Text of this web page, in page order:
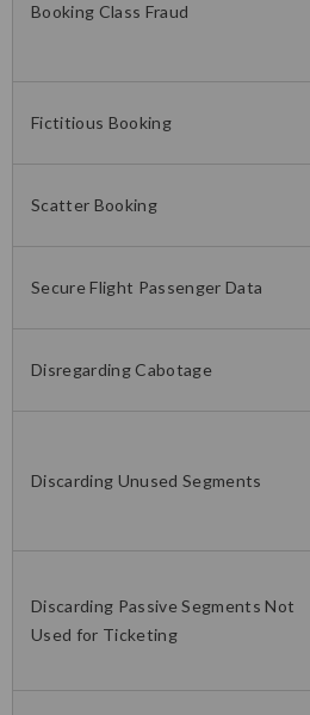
Booking Class Fraud
Fictitious Booking
Scatter Booking
Secure Flight Passenger Data
Disregarding Cabotage
Discarding Unused Segments
Discarding Passive Segments Not
Used for Ticketing